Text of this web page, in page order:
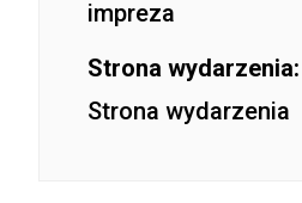
impreza
Strona wydarzenia:
Strona wydarzenia